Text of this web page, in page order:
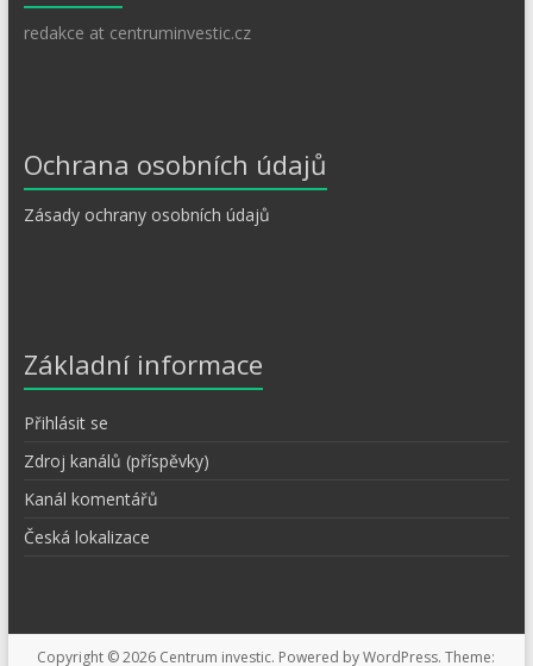
redakce at centruminvestic.cz
Ochrana osobních údajů
Zásady ochrany osobních údajů
Základní informace
Přihlásit se
Zdroj kanálů (příspěvky)
Kanál komentářů
Česká lokalizace
Copyright © 2026 Centrum investic. Powered byWordPress. Theme: